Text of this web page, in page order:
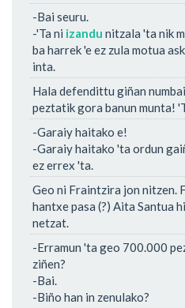
-Bai seuru.
-'Ta ni izandu nitzala 'ta nik
ba harrek 'e ez zula motua
inta.
Hala defendittu giñan
peztatik gora banun munta!
-Garaiy haitako e!
-Garaiy haitako 'ta ordun
ez errex 'ta.
Geo ni Fraintzira jon nitzen.
hantxe pasa (?) Aita Santua
netzat.
-Erramun 'ta geo 700.000
ziñen?
-Bai.
-Biño han in zenulako?